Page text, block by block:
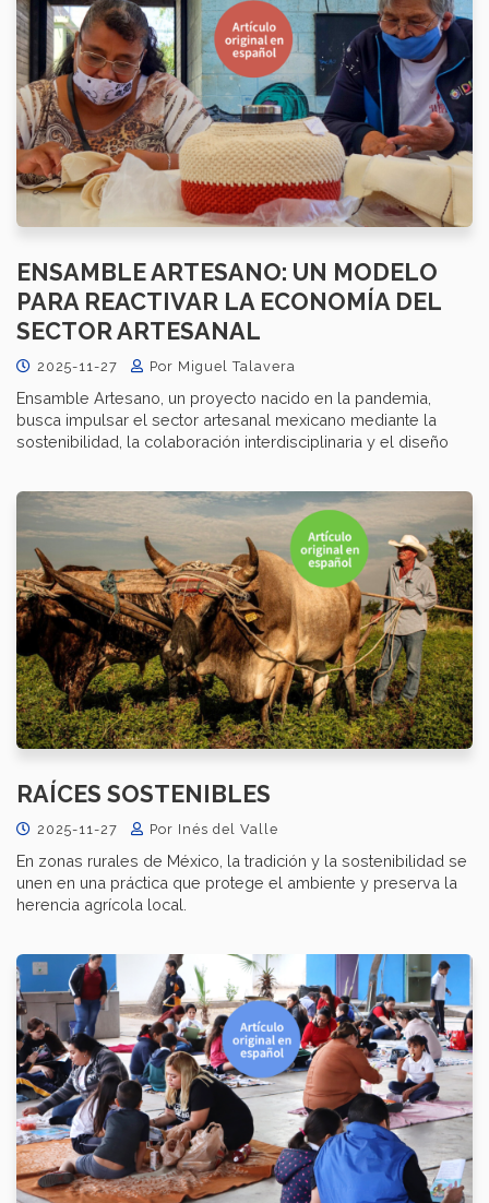
ENSAMBLE ARTESANO: UN MODELO
PARA REACTIVAR LA ECONOMÍA DEL
SECTOR ARTESANAL
2025-11-27 Por Miguel Talavera
Ensamble Artesano, un proyecto nacido en la pandemia,
busca impulsar el sector artesanal mexicano mediante la
sostenibilidad, la colaboración interdisciplinaria y el diseño
RAÍCES SOSTENIBLES
2025-11-27 Por Inés del Valle
En zonas rurales de México, la tradición y la sostenibilidad se
unen en una práctica que protege el ambiente y preserva la
herencia agrícola local.